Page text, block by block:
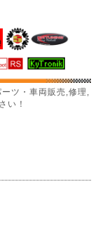
ツ・車両販売,修理,
い！